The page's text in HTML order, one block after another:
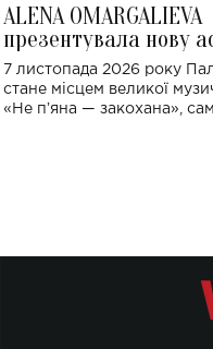
ALENA OMARGALIEVA
презентувала нову
великого концерту в
спорту
7 листопада 2026 року
стане місцем великої
«Не пʼяна — закохана»,